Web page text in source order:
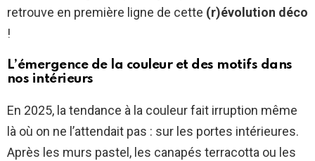
retrouve en première ligne de cette (r)évolution déco
!
L’émergence de la couleur et des motifs dans
nos intérieurs
En 2025, la tendance à la couleur fait irruption même
là où on ne l’attendait pas : sur les portes intérieures.
Après les murs pastel, les canapés terracotta ou les